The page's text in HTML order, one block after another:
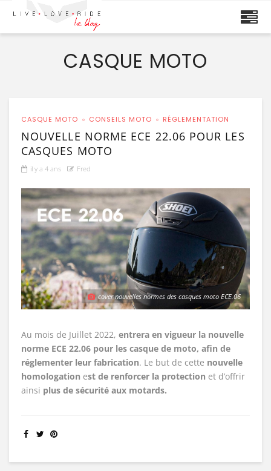
CASQUE MOTO
CASQUE MOTO CONSEILS MOTO RÉGLEMENTATION
NOUVELLE NORME ECE 22.06 POUR LES
CASQUES MOTO
il y a 4 ans Fred
cover nouvelles normes des casques moto ECE.06
Au mois de Juillet 2022, entrera en vigueur la nouvelle
norme ECE 22.06 pour les casque de moto, afin de
réglementer leur fabrication. Le but de cette nouvelle
homologation est de renforcer la protection et d’offrir
ainsi plus de sécurité aux motards.